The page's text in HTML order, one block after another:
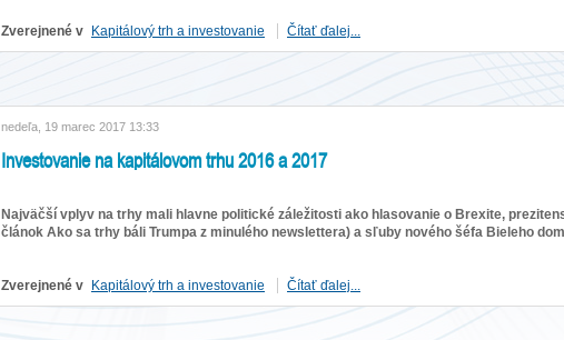
Zverejnené v Kapitálový trh a investovanie Čítať ďalej...
nedeľa, 19 marec 2017 13:33
Investovanie na kapitálovom trhu 2016 a 2017
Najväčší vplyv na trhy mali hlavne politické záležitosti ako hlasovanie o Brexite,
článok Ako sa trhy báli Trumpa z minulého newslettera) a sľuby nového šéfa Bieleho
Zverejnené v Kapitálový trh a investovanie Čítať ďalej...